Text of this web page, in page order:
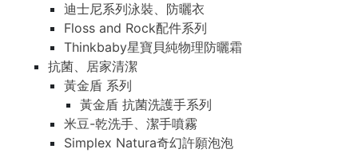
迪士尼系列泳裝、防曬衣
Floss and Rock配件系列
Thinkbaby星寶貝純物理防曬霜
抗菌、居家清潔
黃金盾 系列
黃金盾 抗菌洗護手系列
米豆-乾洗手、潔手噴霧
Simplex Natura奇幻許願泡泡